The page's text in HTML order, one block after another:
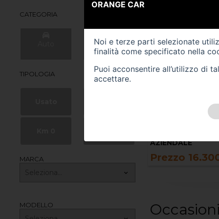
CATEGORIA
Veicoli
Commerciali
TIPOLOGIA
MARCA
MODELLO
16.300,00 €
160183 km
USATO
Prezzo
ORANGE CAR
Noi e terze parti selezionate
finalità come specificato nella
Puoi acconsentire all’utilizzo di
accettare.